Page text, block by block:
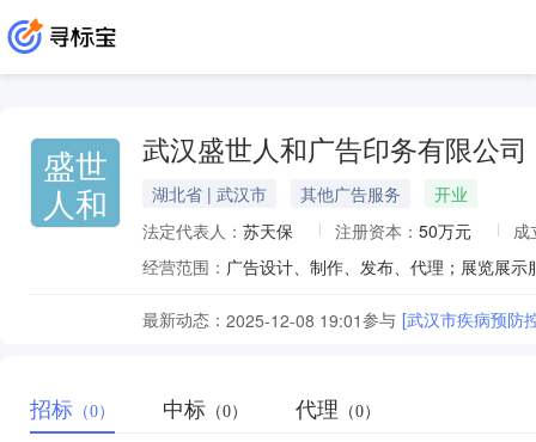
盛世
人和
武汉盛世人和广告印务有限公司
湖北省 | 武汉市 其他广告服务
开业
法定代表人： 苏天保 注册资本： 50万元
成
经营范围：
最新动态： 2025-12-08 19:01参与 [武汉市疾病预防
招标 （0） 中标 （0） 代理 （0）